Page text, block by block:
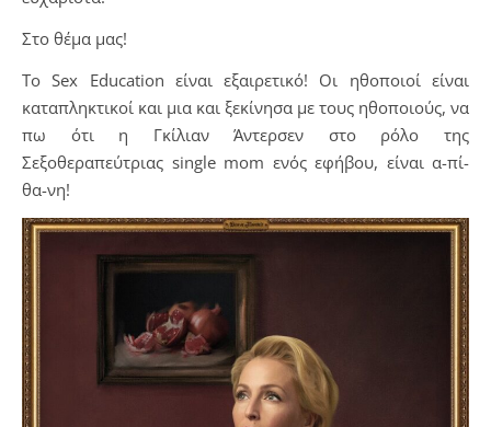
Στο θέμα μας!
To Sex Education είναι εξαιρετικό! Οι ηθοποιοί είναι
καταπληκτικοί και μια και ξεκίνησα με τους ηθοποιούς, να
πω ότι η Γκίλιαν Άντερσεν στο ρόλο της
Σεξοθεραπεύτριας single mom ενός εφήβου, είναι α-πί-
θα-νη!